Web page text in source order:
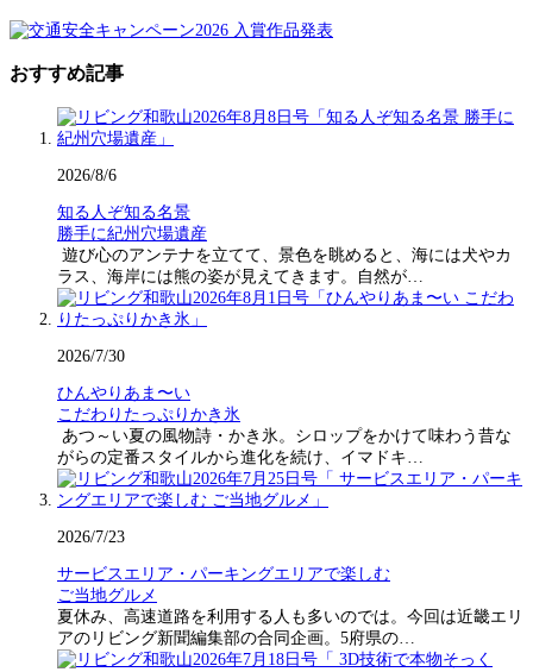
おすすめ記事
2026/8/6
知る人ぞ知る名景
勝手に紀州穴場遺産
遊び心のアンテナを立てて、景色を眺めると、海には犬やカ
ラス、海岸には熊の姿が見えてきます。自然が…
2026/7/30
ひんやりあま〜い
こだわりたっぷりかき氷
あつ～い夏の風物詩・かき氷。シロップをかけて味わう昔な
がらの定番スタイルから進化を続け、イマドキ…
2026/7/23
サービスエリア・パーキングエリアで楽しむ
ご当地グルメ
夏休み、高速道路を利用する人も多いのでは。今回は近畿エリ
アのリビング新聞編集部の合同企画。5府県の…